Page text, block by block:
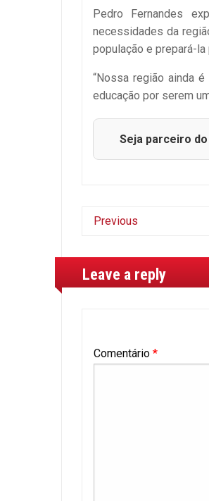
Pedro Fernandes
necessidades da
população e prepará-
“Nossa região ainda
educação por serem
Seja parceiro
Previous
Leave a reply
Comentário *